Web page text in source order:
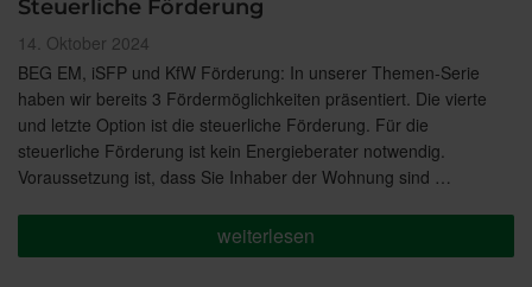
Steuerliche Förderung
Veröffentlicht
am
14. Oktober 2024
BEG EM, iSFP und KfW Förderung: In unserer Themen-Serie
haben wir bereits 3 Fördermöglichkeiten präsentiert. Die vierte
und letzte Option ist die steuerliche Förderung. Für die
steuerliche Förderung ist kein Energieberater notwendig.
Voraussetzung ist, dass Sie Inhaber der Wohnung sind …
„Förderung
für
weiterlesen